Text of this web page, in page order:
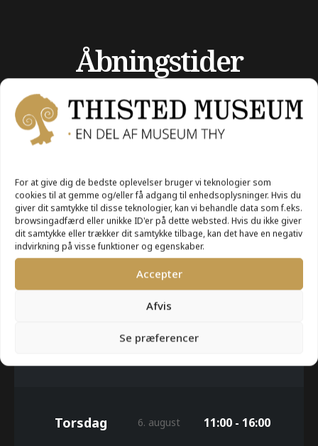
For at give dig de bedste oplevelser bruger vi teknologier som
cookies til at gemme og/eller få adgang til enhedsoplysninger. Hvis du
giver dit samtykke til disse teknologier, kan vi behandle data som f.eks.
browsingadfærd eller unikke ID'er på dette websted. Hvis du ikke giver
dit samtykke eller trækker dit samtykke tilbage, kan det have en negativ
indvirkning på visse funktioner og egenskaber.
Accepter
Afvis
Se præferencer
Åbningstider
UGE 32
Mandag 3. august 11:00 - 16:00
4. august
Torsdag 6. august 11:00 - 16:00